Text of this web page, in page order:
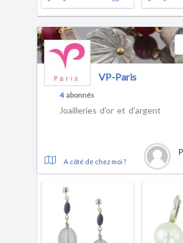
VP-Paris
4abonnés
Joailleries d'or et d'argent
A côté de chez moi ?